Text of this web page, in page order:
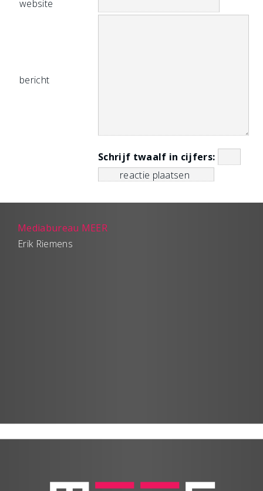
website
bericht
Schrijf twaalf in cijfers:
Mediabureau MEER
Erik Riemens